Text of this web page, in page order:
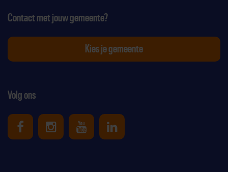
Volg ons
Uniek Sporten op Facebook
Uniek Sporten op Instagram
Uniek Sporten op Youtube
Uniek Sporten op
Contact met jouw gemeente?
Kies je gemeente